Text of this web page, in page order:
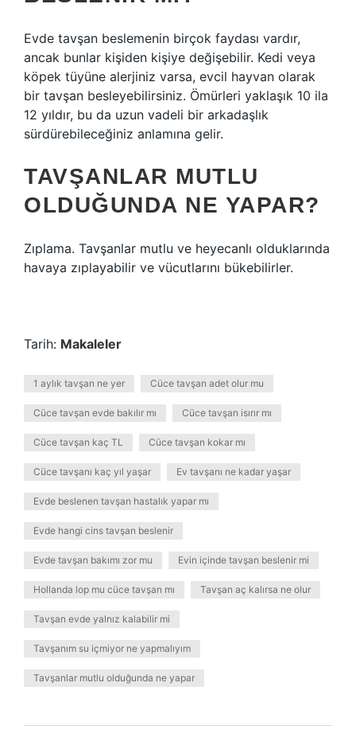
Evde tavşan beslemenin birçok faydası vardır,
ancak bunlar kişiden kişiye değişebilir. Kedi veya
köpek tüyüne alerjiniz varsa, evcil hayvan olarak
bir tavşan besleyebilirsiniz. Ömürleri yaklaşık 10 ila
12 yıldır, bu da uzun vadeli bir arkadaşlık
sürdürebileceğiniz anlamına gelir.
TAVŞANLAR MUTLU
OLDUĞUNDA NE YAPAR?
Zıplama. Tavşanlar mutlu ve heyecanlı olduklarında
havaya zıplayabilir ve vücutlarını bükebilirler.
Tarih: Makaleler
1 aylık tavşan ne yer Cüce tavşan adet olur mu
Cüce tavşan evde bakılır mı Cüce tavşan isırır mı
Cüce tavşan kaç TL Cüce tavşan kokar mı
Cüce tavşanı kaç yıl yaşar Ev tavşanı ne kadar yaşar
Evde beslenen tavşan hastalık yapar mı
Evde hangi cins tavşan beslenir
Evde tavşan bakımı zor mu Evin içinde tavşan beslenir mi
Hollanda lop mu cüce tavşan mı Tavşan aç kalırsa ne olur
Tavşan evde yalnız kalabilir mi
Tavşanım su içmiyor ne yapmalıyım
Tavşanlar mutlu olduğunda ne yapar